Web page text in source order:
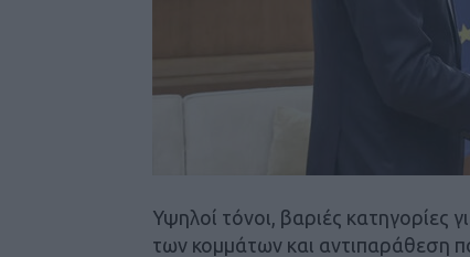
Υψηλοί τόνοι, βαριές κατηγορίες
των κομμάτων και αντιπαράθεση